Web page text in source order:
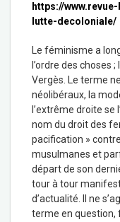
https://
lutte-decoloniale/
Le féminisme a
l’ordre des choses
Vergès. Le terme
néolibéraux, la
l’extrême droite
nom du droit des
pacification »
musulmanes et
départ de son
tour à tour
d’actualité. Il ne
terme en question,